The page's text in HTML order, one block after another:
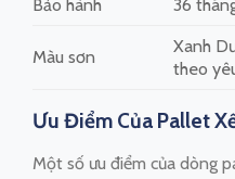
Màu sơn
Xanh
theo
Ưu Điểm Của Pallet
Một số ưu điểm của dòng